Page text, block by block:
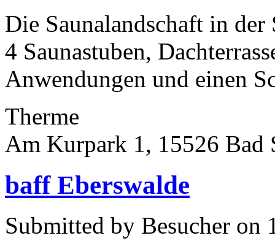
Die Saunalandschaft in der
4 Saunastuben,
Anwendungen und einen
Therme
Am Kurpark 1, 15526 Bad
baff Eberswalde
Submitted by Besucher on